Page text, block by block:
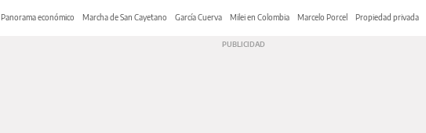
Panorama económico Marcha de San Cayetano García Cuerva Milei en Colombia Marcelo Porcel Propiedad privada